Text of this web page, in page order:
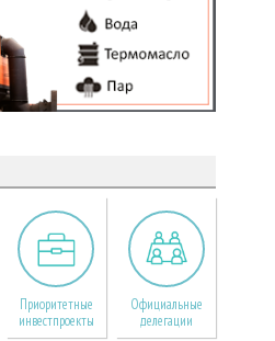
Приоритетные
инвестпроекты
Официальные
делегации